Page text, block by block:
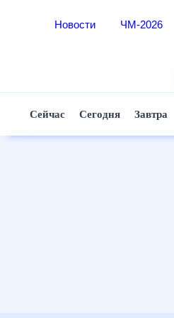
Новости ЧМ-2026
Сейчас Сегодня Завтра